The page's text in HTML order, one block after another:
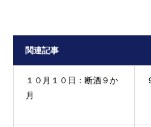
関連記事
１０月１０日：断酒９か
月